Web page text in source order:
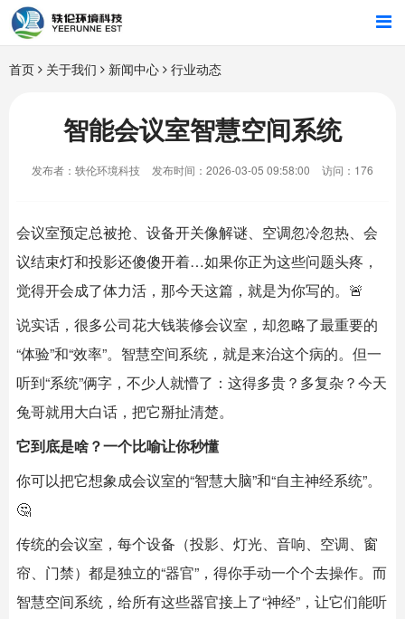
首页
行业解决方案
智能硬件
关于我们
首页 关于我们 新闻中心 行业动态
智能会议室智慧空间系统
发布者：轶伦环境科技 发布时间：2026-03-05 09:58:00 访问：176
会议室预定总被抢、设备开关像解谜、空调忽冷忽热、会
议结束灯和投影还傻傻开着…如果你正为这些问题头疼，
觉得开会成了体力活，那今天这篇，就是为你写的。🚨
说实话，很多公司花大钱装修会议室，却忽略了最重要的
“体验”和“效率”。智慧空间系统，就是来治这个病的。但一
听到“系统”俩字，不少人就懵了：这得多贵？多复杂？今天
兔哥就用大白话，把它掰扯清楚。
它到底是啥？一个比喻让你秒懂
你可以把它想象成会议室的“智慧大脑”和“自主神经系统”。
🤔
传统的会议室，每个设备（投影、灯光、音响、空调、窗
帘、门禁）都是独立的“器官”，得你手动一个个去操作。而
智慧空间系统，给所有这些器官接上了“神经”，让它们能听